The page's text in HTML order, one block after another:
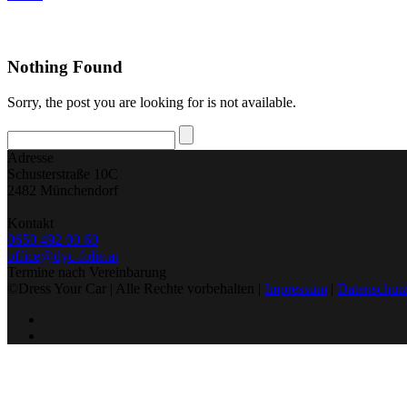
Nothing Found
Sorry, the post you are looking for is not available.
Adresse
Schusterstraße 10C
2482 Münchendorf
Kontakt
0650 492 00 60
office@dyc-folie.at
Termine nach Vereinbarung
©Dress Your Car | Alle Rechte vorbehalten | Impressum